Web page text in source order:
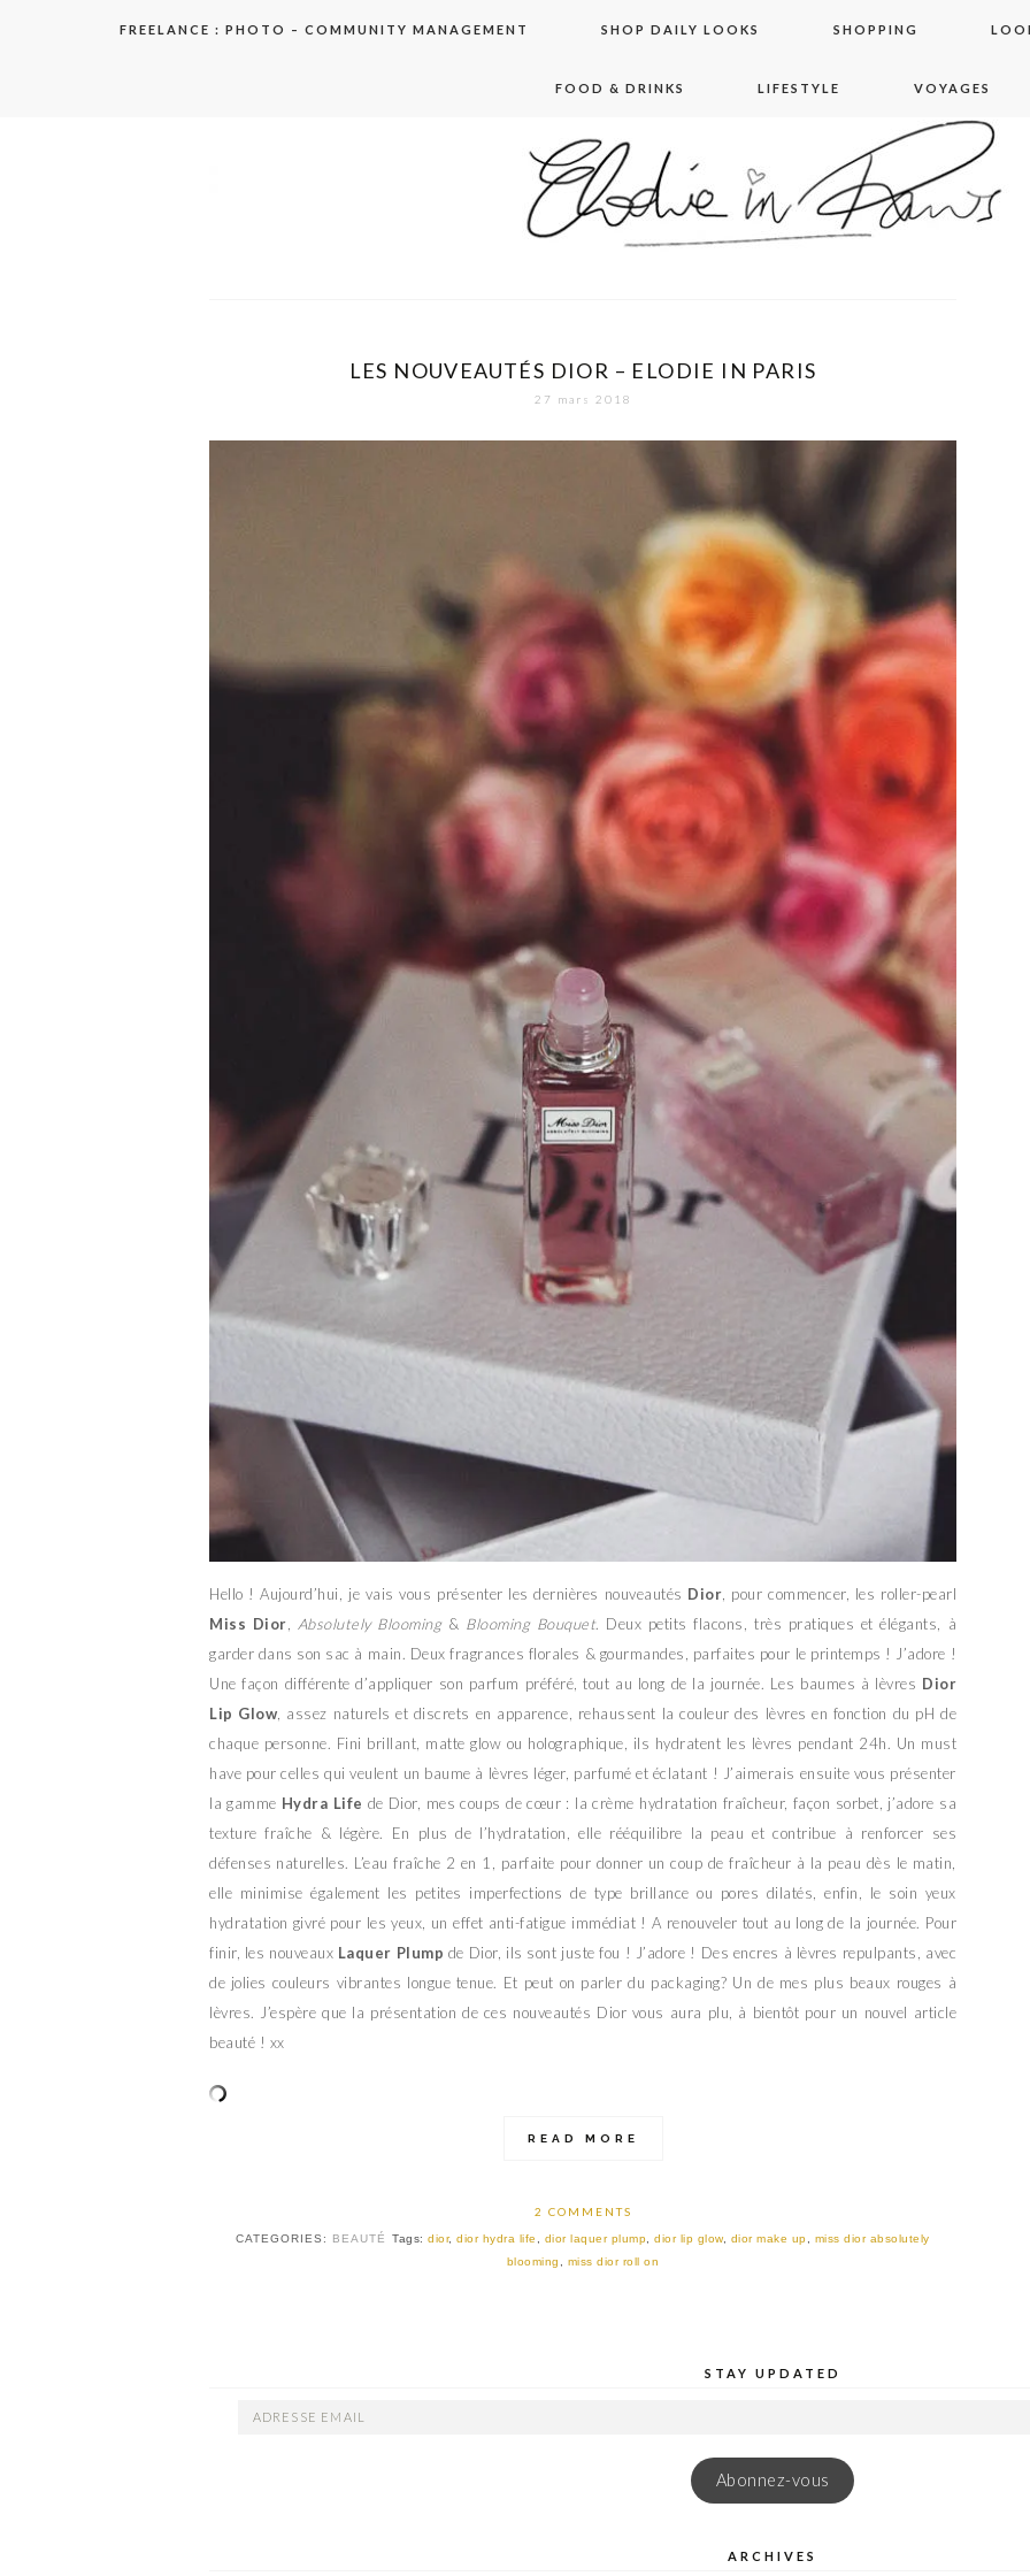
FREELANCE : PHOTO – COMMUNITY MANAGEMENT SHOP DAILY LOOKS SHOPPING
FOOD & DRINKS LIFESTYLE VOYAGES
elodie in paris
LES NOUVEAUTÉS DIOR – ELODIE IN PARIS
27 mars 2018
Hello ! Aujourd’hui, je vais vous présenter les dernières nouveautés Dior , pour commencer, les roller-pearl
Miss Dior
Absolutely Blooming& Blooming Bouquet. Deux petits flacons, très pratiques et élégants, à
garder dans son sac à main. Deux fragrances florales & gourmandes, parfaites pour le printemps ! J’adore !
Une façon différente d’appliquer son parfum préféré, tout au long de la journée. Les baumes à lèvres Dior
Lip Glow , assez naturels et discrets en apparence, rehaussent la couleur des lèvres en fonction du pH de
chaque personne. Fini brillant, matte glow ou holographique, ils hydratent les lèvres pendant 24h. Un must
have pour celles qui veulent un baume à lèvres léger, parfumé et éclatant ! J’aimerais ensuite vous présenter
la gamme Hydra Life de Dior, mes coups de cœur : la crème hydratation fraîcheur, façon sorbet, j’adore sa
texture fraîche & légère. En plus de l’hydratation, elle rééquilibre la peau et contribue à renforcer ses
défenses naturelles. L’eau fraîche 2 en 1, parfaite pour donner un coup de fraîcheur à la peau dès le matin,
elle minimise également les petites imperfections de type brillance ou pores dilatés, enfin, le soin yeux
hydratation givré pour les yeux, un effet anti-fatigue immédiat ! A renouveler tout au long de la journée. Pour
finir, les nouveaux Laquer Plump de Dior, ils sont juste fou ! J’adore ! Des encres à lèvres repulpants, avec
de jolies couleurs vibrantes longue tenue. Et peut on parler du packaging? Un de mes plus beaux rouges à
lèvres. J’espère que la présentation de ces nouveautés Dior vous aura plu, à bientôt pour un nouvel article
beauté ! xx
READ MORE
2 COMMENTS
CATEGORIES: BEAUTÉ Tags:dior,dior hydra life dior laquer plump ,dior lip glow, dior make up
miss dior absolutely
blooming
miss dior roll on
STAY UPDATED
ADRESSE
Abonnez-vous
ARCHIVES